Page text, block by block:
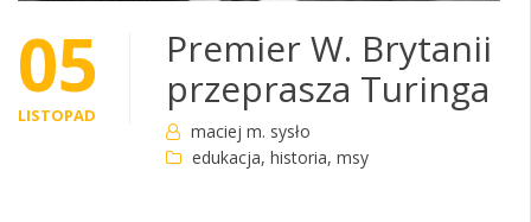
05
LISTOPAD
Premier W. Brytanii
przeprasza Turinga
maciej m. sysło
edukacja, historia, msy